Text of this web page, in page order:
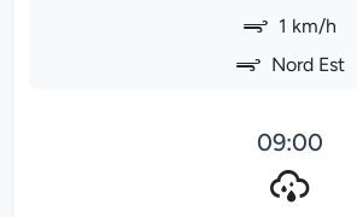
1 km/h
Nord Est
09:00